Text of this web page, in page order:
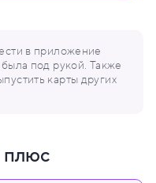
в приложение
под рукой. Также
карты других
плюс